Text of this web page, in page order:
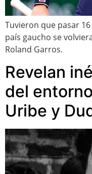
Tuvieron que pasar
país gaucho se
Roland Garros.
Revelan
del
Uribe y